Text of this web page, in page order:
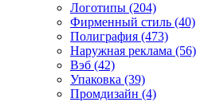
Логотипы (204)
Фирменный стиль (40)
Полиграфия (473)
Наружная реклама (56)
Вэб (42)
Упаковка (39)
Промдизайн (4)